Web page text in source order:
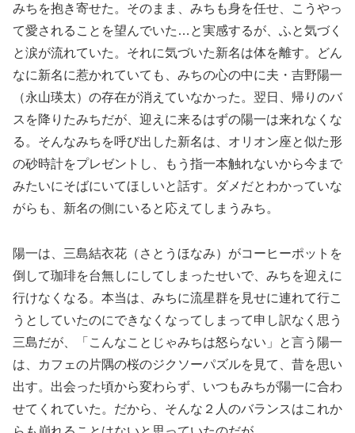
みちを抱き寄せた。そのまま、みちも身を任せ、こうやっ
て愛されることを望んでいた…と実感するが、ふと気づく
と涙が流れていた。それに気づいた新名は体を離す。どん
なに新名に惹かれていても、みちの心の中に夫・吉野陽一
（永山瑛太）の存在が消えていなかった。翌日、帰りのバ
スを降りたみちだが、迎えに来るはずの陽一は来れなくな
る。そんなみちを呼び出した新名は、オリオン座と似た形
の砂時計をプレゼントし、もう指一本触れないから今まで
みたいにそばにいてほしいと話す。ダメだとわかっていな
がらも、新名の側にいると応えてしまうみち。
陽一は、三島結衣花（さとうほなみ）がコーヒーポットを
倒して珈琲を台無しにしてしまったせいで、みちを迎えに
行けなくなる。本当は、みちに流星群を見せに連れて行こ
うとしていたのにできなくなってしまって申し訳なく思う
三島だが、「こんなことじゃみちは怒らない」と言う陽一
は、カフェの片隅の桜のジクソーパズルを見て、昔を思い
出す。出会った頃から変わらず、いつもみちが陽一に合わ
せてくれていた。だから、そんな２人のバランスはこれか